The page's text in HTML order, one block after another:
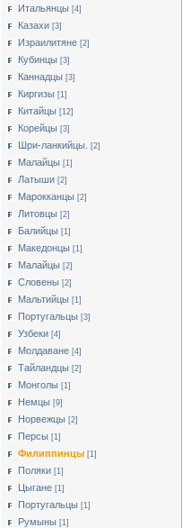
Итальянцы [4]
Казахи [3]
Израилитяне [2]
Кубинцы [3]
Каннадцы [3]
Киргизы [1]
Китайцы [12]
Корейцы [3]
Шри-ланкийцы. [2]
Малайцы [1]
Латыши [2]
Марокканцы [2]
Литовцы [2]
Балийцы [1]
Македонцы [1]
Малайцы [2]
Словены [2]
Мальтийцы [1]
Португальцы [3]
Узбеки [4]
Молдаване [4]
Тайландцы [2]
Монголы [1]
Немцы [9]
Норвежцы [2]
Персы [1]
Филиппинцы [1]
Поляки [1]
Цыгане [1]
Португальцы [1]
Румыны [1]